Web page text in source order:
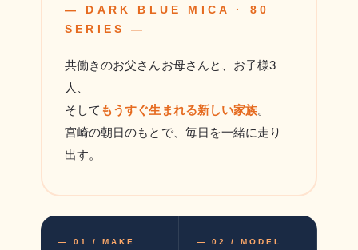
— DARK BLUE MICA · 80
SERIES —
共働きのお父さんお母さんと、お子様3
人、
そして もうすぐ生まれる新しい家族。
宮崎の朝日のもとで、毎日を一緒に走り
出す。
— 01 / MAKE — 02 / MODEL